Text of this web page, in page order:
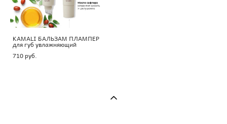
KAMALI БАЛЬЗАМ ПЛАМПЕР
для губ увлажняющий
710 pуб.